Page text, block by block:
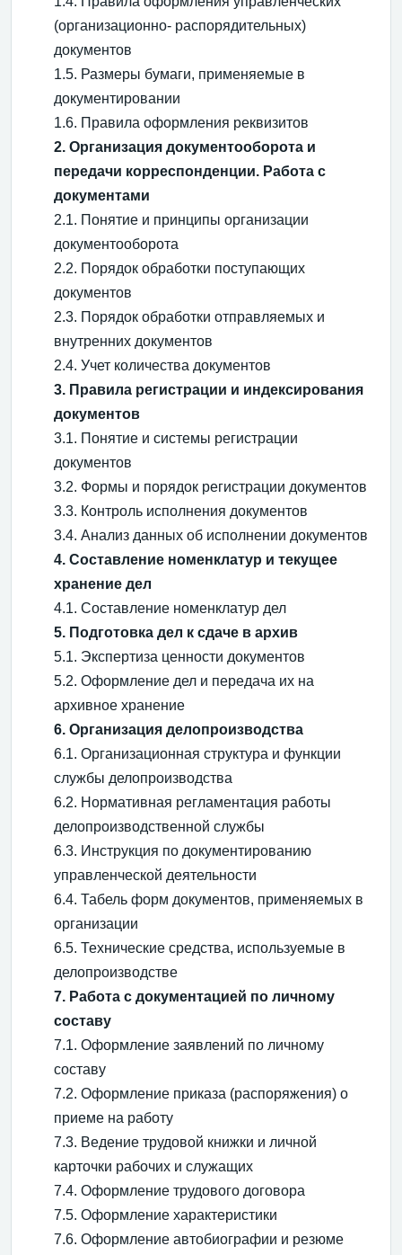
(организационно- распорядительных)
документов
1.5. Размеры бумаги, применяемые в
документировании
1.6. Правила оформления реквизитов
2. Организация документооборота и
передачи корреспонденции. Работа с
документами
2.1. Понятие и принципы организации
документооборота
2.2. Порядок обработки поступающих
документов
2.3. Порядок обработки отправляемых и
внутренних документов
2.4. Учет количества документов
3. Правила регистрации и индексирования
документов
3.1. Понятие и системы регистрации
документов
3.2. Формы и порядок регистрации документов
3.3. Контроль исполнения документов
3.4. Анализ данных об исполнении документов
4. Составление номенклатур и текущее
хранение дел
4.1. Составление номенклатур дел
5. Подготовка дел к сдаче в архив
5.1. Экспертиза ценности документов
5.2. Оформление дел и передача их на
архивное хранение
6. Организация делопроизводства
6.1. Организационная структура и функции
службы делопроизводства
6.2. Нормативная регламентация работы
делопроизводственной службы
6.3. Инструкция по документированию
управленческой деятельности
6.4. Табель форм документов, применяемых в
организации
6.5. Технические средства, используемые в
делопроизводстве
7. Работа с документацией по личному
составу
7.1. Оформление заявлений по личному
составу
7.2. Оформление приказа (распоряжения) о
приеме на работу
7.3. Ведение трудовой книжки и личной
карточки рабочих и служащих
7.4. Оформление трудового договора
7.5. Оформление характеристики
7.6. Оформление автобиографии и резюме